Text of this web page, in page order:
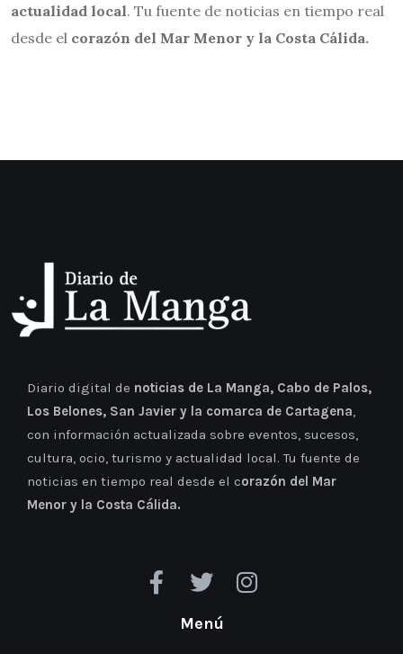
actualidad local. Tu fuente de noticias en tiempo real
desde el corazón del Mar Menor y la Costa Cálida.
Diario digital de noticias de La Manga, Cabo de Palos,
Los Belones, San Javier y la comarca de Cartagena,
con información actualizada sobre eventos, sucesos,
cultura, ocio, turismo y actualidad local. Tu fuente de
noticias en tiempo real desde el corazón del Mar
Menor y la Costa Cálida.
Menú